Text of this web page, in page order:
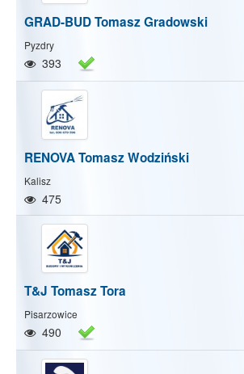
GRAD-BUD Tomasz Gradowski
Pyzdry
393
RENOVA Tomasz Wodziński
Kalisz
475
T&J Tomasz Tora
Pisarzowice
490